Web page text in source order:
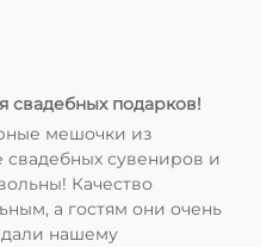
свадебных подарков!
мешочки из
сувениров и
Качество
а гостям они очень
нашему